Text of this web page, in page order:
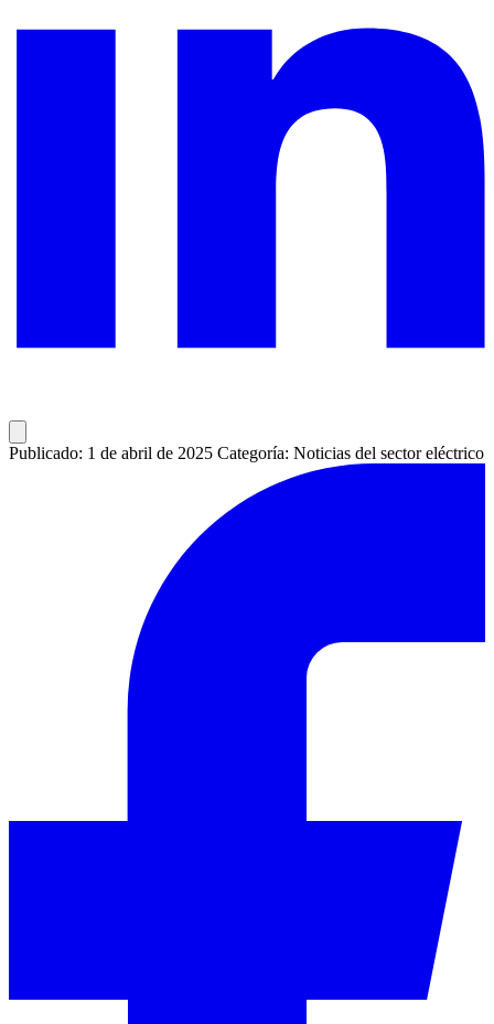
Publicado: 1 de abril de 2025 Categoría: Noticias del sector eléctrico